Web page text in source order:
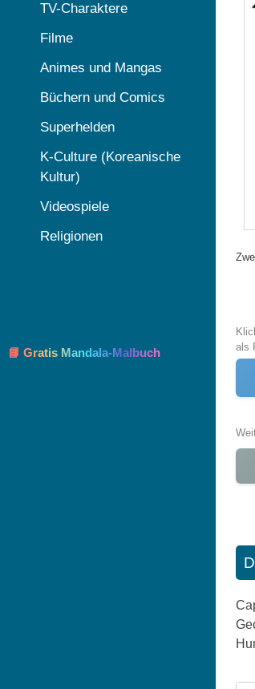
als
TV-Charaktere
Filme
Animes und Mangas
Büchern und Comics
Superhelden
K-Culture (Koreanische
Kultur)
Videospiele
Religionen
📘 Gratis Mandala-Malbuch